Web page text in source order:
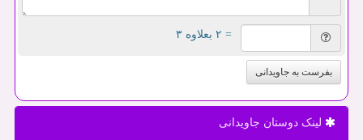
= ۲ بعلاوه ۳
بفرست به جاویدانی
لینک دوستان جاویدانی